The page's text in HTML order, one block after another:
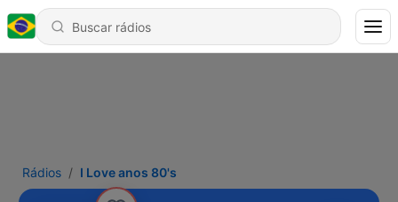
Rádios I Love anos 80's